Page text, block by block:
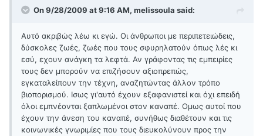
On 9/28/2009 at 9:16 AM, melissoula said:
Αυτό ακριβώς λέω κι εγώ. Οι άνθρωποι με περιπετειώδεις,
δύσκολες ζωές, ζωές που τους σφυρηλατούν όπως λές κι
εσύ, εχουν ανάγκη τα λεφτά. Αν γράφοντας τις εμπειρίες
τους δεν μπορούν να επιζήσουν αξιοπρεπώς,
εγκαταλείπουν την τέχνη, αναζητώντας άλλον τρόπο
βιοπορισμού. Ισως γι'αυτό έχουν εξαφανιστεί και όχι επειδή
όλοι εμπνέονται ξαπλωμένοι στον καναπέ. Ομως αυτοί που
έχουν την άνεση του καναπέ, συνήθως διαθέτουν και τις
κοινωνικές γνωριμίες που τους διευκολύνουν προς την